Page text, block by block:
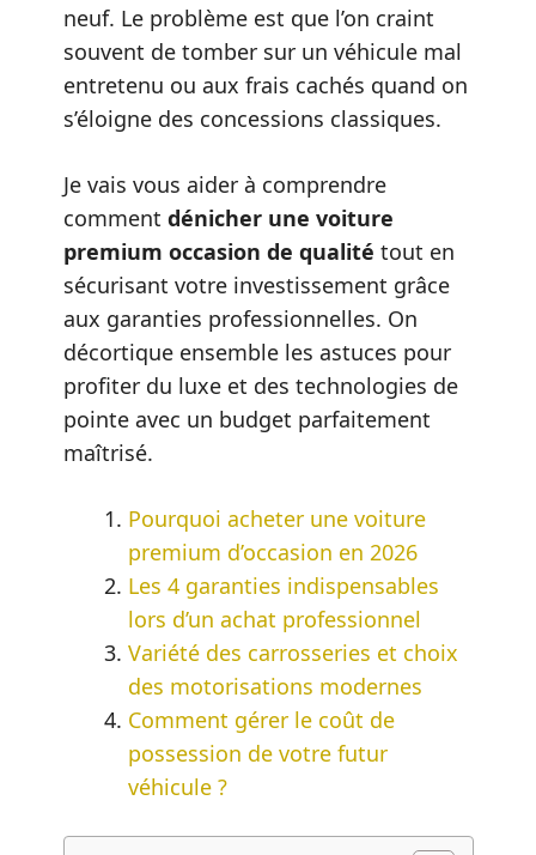
neuf. Le problème est que l’on craint
souvent de tomber sur un véhicule mal
entretenu ou aux frais cachés quand on
s’éloigne des concessions classiques.
Je vais vous aider à comprendre
comment dénicher une voiture
premium occasion de qualité tout en
sécurisant votre investissement grâce
aux garanties professionnelles. On
décortique ensemble les astuces pour
profiter du luxe et des technologies de
pointe avec un budget parfaitement
maîtrisé.
Pourquoi acheter une voiture
premium d’occasion en 2026
Les 4 garanties indispensables
lors d’un achat professionnel
Variété des carrosseries et choix
des motorisations modernes
Comment gérer le coût de
possession de votre futur
véhicule ?